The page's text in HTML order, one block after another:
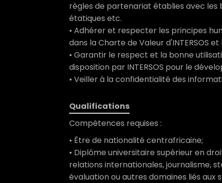
règles de partenariat établies avec les
étatiques etc.
• Adhérer et respecter les principes
dans la Charte de Valeur d'INTERSOS
• Garantir le respect et la bonne
disposition par INTERSOS pour le
• Veiller à la confidentialité des
Qualifications
Compétences requises :
• Être de nationalité centrafricaine;
• Diplôme universitaire supérieur en
relations internationales, journalisme,
évaluation ou autres domaines liés